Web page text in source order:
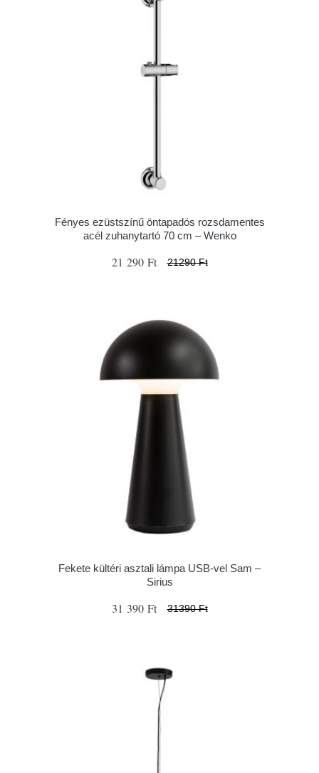
Fényes ezüstszínű öntapadós rozsdamentes
acél zuhanytartó 70 cm – Wenko
21 290 Ft 21290 Ft
Fekete kültéri asztali lámpa USB-vel Sam –
Sirius
31 390 Ft 31390 Ft